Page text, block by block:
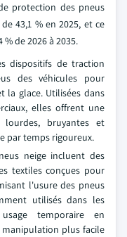
protection des pneus
43,1 % en 2025, et ce
de 2026 à 2035.
dispositifs de traction
des véhicules pour
la glace. Utilisées dans
elles offrent une
bruyantes et
par temps rigoureux.
neige incluent des
textiles conçues pour
l'usure des pneus
utilisés dans les
temporaire en
plus facile